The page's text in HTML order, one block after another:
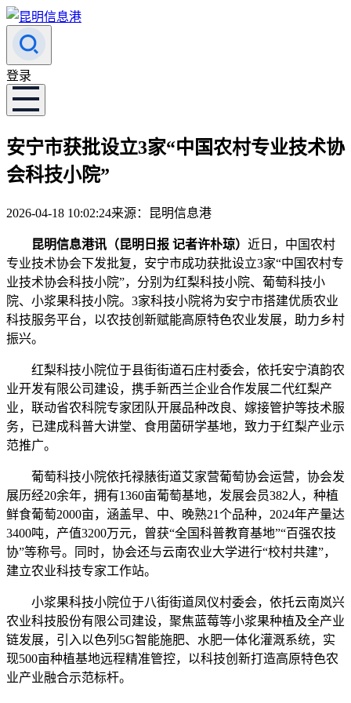
登录
安宁市获批设立3家“中国农村专业技术协
会科技小院”
2026-04-18 10:02:24来源：昆明信息港
昆明信息港讯（昆明日报 记者许朴琼） 近日，中国农村
专业技术协会下发批复，安宁市成功获批设立3家“中国农村专
业技术协会科技小院”，分别为红梨科技小院、葡萄科技小
院、小浆果科技小院。3家科技小院将为安宁市搭建优质农业
科技服务平台，以农技创新赋能高原特色农业发展，助力乡村
振兴。
红梨科技小院位于县街街道石庄村委会，依托安宁滇韵农
业开发有限公司建设，携手新西兰企业合作发展二代红梨产
业，联动省农科院专家团队开展品种改良、嫁接管护等技术服
务，已建成科普大讲堂、食用菌研学基地，致力于红梨产业示
范推广。
葡萄科技小院依托禄脿街道艾家营葡萄协会运营，协会发
展历经20余年，拥有1360亩葡萄基地，发展会员382人，种植
鲜食葡萄2000亩，涵盖早、中、晚熟21个品种，2024年产量达
3400吨，产值3200万元，曾获“全国科普教育基地”“百强农技
协”等称号。同时，协会还与云南农业大学进行“校村共建”，
建立农业科技专家工作站。
小浆果科技小院位于八街街道凤仪村委会，依托云南岚兴
农业科技股份有限公司建设，聚焦蓝莓等小浆果种植及全产业
链发展，引入以色列5G智能施肥、水肥一体化灌溉系统，实
现500亩种植基地远程精准管控，以科技创新打造高原特色农
业产业融合示范标杆。